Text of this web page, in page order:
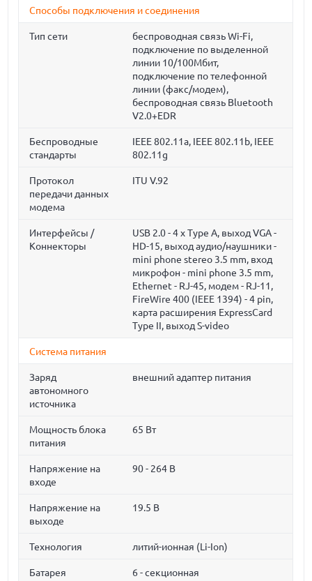
Способы подключения и соединения
Тип сети
беспроводная связь Wi-Fi,
подключение по выделенной
линии 10/100Мбит,
подключение по телефонной
линии (факс/модем),
беспроводная связь Bluetooth
V2.0+EDR
Беспроводные
стандарты
IEEE 802.11a, IEEE 802.11b, IEEE
802.11g
Протокол
передачи данных
модема
ITU V.92
Интерфейсы /
Коннекторы
USB 2.0 - 4 x Type A, выход VGA -
HD-15, выход аудио/наушники -
mini phone stereo 3.5 mm, вход
микрофон - mini phone 3.5 mm,
Ethernet - RJ-45, модем - RJ-11,
FireWire 400 (IEEE 1394) - 4 pin,
карта расширения ExpressCard
Type II, выход S-video
Система питания
Заряд
автономного
источника
внешний адаптер питания
Мощность блока
питания
65 Вт
Напряжение на
входе
90 - 264 В
Напряжение на
выходе
19.5 В
Технология литий-ионная (Li-Ion)
Батарея 6 - секционная